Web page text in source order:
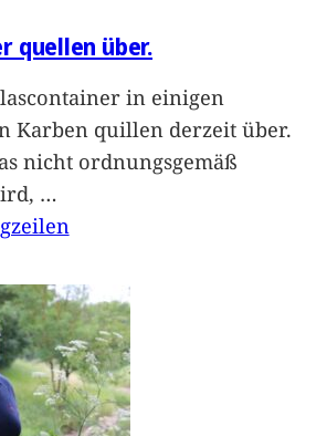
quellen über.
in einigen
Karben quillen derzeit über.
nicht ordnungsgemäß
…